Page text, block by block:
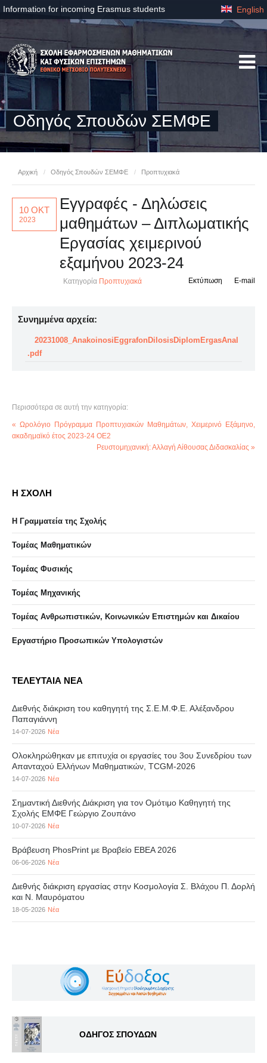
Information for incoming Erasmus students English
Οδηγός Σπουδών ΣΕΜΦΕ
Αρχική / Οδηγός Σπουδών ΣΕΜΦΕ / Προπτυχιακά
10 ΟΚΤ
2023
Εγγραφές - Δηλώσεις
μαθημάτων – Διπλωματικής
Εργασίας χειμερινού
εξαμήνου 2023-24
Κατηγορία Προπτυχιακά E-mail
Εκτύπωση
Συνημμένα αρχεία:
20231008_AnakoinosiEggrafonDilosisDiplomErgasAnal
.pdf
Περισσότερα σε αυτή την κατηγορία:
« Ωρολόγιο Πρόγραμμα Προπτυχιακών Μαθημάτων, Χειμερινό Εξάμηνο,
ακαδημαϊκό έτος 2023-24 OE2
Ρευστομηχανική: Αλλαγή Αίθουσας Διδασκαλίας »
Η ΣΧΟΛΗ
Η Γραμματεία της Σχολής
Τομέας Μαθηματικών
Τομέας Φυσικής
Τομέας Μηχανικής
Τομέας Ανθρωπιστικών, Κοινωνικών Επιστημών και Δικαίου
Eργαστήριo Προσωπικών Υπολογιστών
ΤΕΛΕΥΤΑΙΑ ΝΕΑ
Διεθνής διάκριση του καθηγητή της Σ.Ε.Μ.Φ.Ε. Αλέξανδρου
Παπαγιάννη
14-07-2026 Νέα
Ολοκληρώθηκαν με επιτυχία οι εργασίες του 3ου Συνεδρίου των
Απανταχού Ελλήνων Μαθηματικών, TCGM-2026
14-07-2026 Νέα
Σημαντική Διεθνής Διάκριση για τον Ομότιμο Καθηγητή της
Σχολής ΕΜΦΕ Γεώργιο Ζουπάνο
10-07-2026 Νέα
Βράβευση PhosPrint με Βραβείο ΕΒΕΑ 2026
06-06-2026 Νέα
Διεθνής διάκριση εργασίας στην Κοσμολογία Σ. Βλάχου Π. Δορλή
και Ν. Μαυρόματου
18-05-2026 Νέα
ΟΔΗΓΟΣ ΣΠΟΥΔΩΝ